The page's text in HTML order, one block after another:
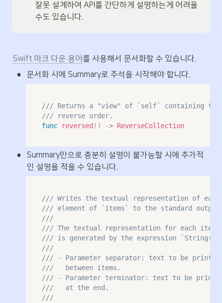
잘못 설계하여 API를 간단하게 설명하는게 어려울
수도 있습니다.
Swift 마크 다운 용어를 사용해서 문서화할 수 있습니다.
• 문서화 시에 Summary로 주석을 시작해야 합니다.
/// Returns a "view" of `self` containing the
/// reverse order.
func
reversed ( ) -> ReverseCollection
•
Summary만으로 충분히 설명이 불가능할 시에 추가적
인 설명을 적을 수 있습니다.
/// Writes the textual representation of each
/// element of `items` to the standard
///
/// The textual representation for each item
/// is generated by the expression
///
/// - Parameter separator: text to be
///   between items.
/// - Parameter terminator: text to be
///   at the end.
///